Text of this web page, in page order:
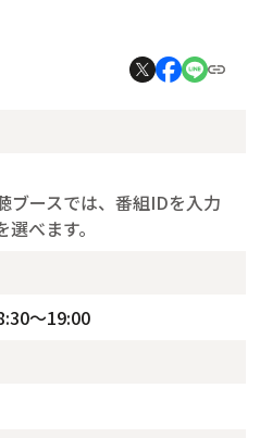
ースでは、番組IDを入力
べます。
～19:00